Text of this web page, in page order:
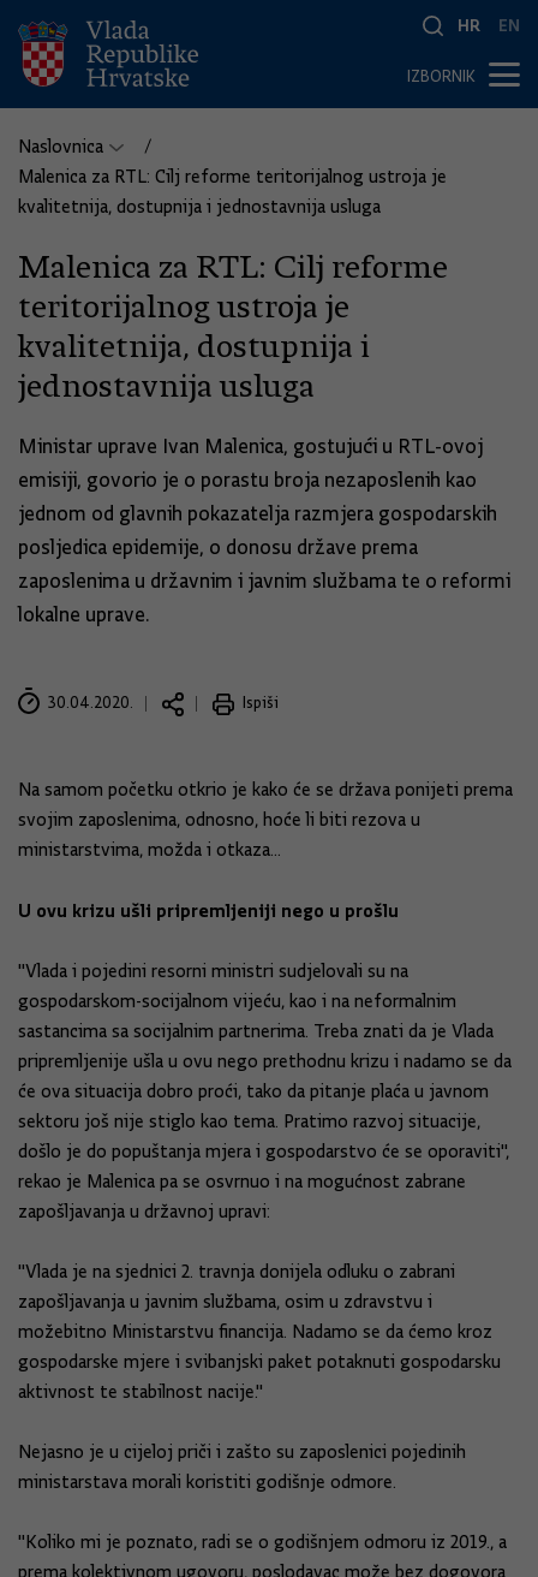
HR EN
IZBORNIK
Naslovnica
Malenica za RTL: Cilj reforme teritorijalnog ustroja je
kvalitetnija, dostupnija i jednostavnija usluga
Malenica za RTL: Cilj reforme
teritorijalnog ustroja je
kvalitetnija, dostupnija i
jednostavnija usluga
Ministar uprave Ivan Malenica, gostujući u RTL-ovoj
emisiji, govorio je o porastu broja nezaposlenih kao
jednom od glavnih pokazatelja razmjera gospodarskih
posljedica epidemije, o donosu države prema
zaposlenima u državnim i javnim službama te o reformi
lokalne uprave.
30.04.2020. Ispiši
Na samom početku otkrio je kako će se država ponijeti prema
svojim zaposlenima, odnosno, hoće li biti rezova u
ministarstvima, možda i otkaza...
U ovu krizu ušli pripremljeniji nego u prošlu
"Vlada i pojedini resorni ministri sudjelovali su na
gospodarskom-socijalnom vijeću, kao i na neformalnim
sastancima sa socijalnim partnerima. Treba znati da je Vlada
pripremljenije ušla u ovu nego prethodnu krizu i nadamo se da
će ova situacija dobro proći, tako da pitanje plaća u javnom
sektoru još nije stiglo kao tema. Pratimo razvoj situacije,
došlo je do popuštanja mjera i gospodarstvo će se oporaviti",
rekao je Malenica pa se osvrnuo i na mogućnost zabrane
zapošljavanja u državnoj upravi:
"Vlada je na sjednici 2. travnja donijela odluku o zabrani
zapošljavanja u javnim službama, osim u zdravstvu i
možebitno Ministarstvu financija. Nadamo se da ćemo kroz
gospodarske mjere i svibanjski paket potaknuti gospodarsku
aktivnost te stabilnost nacije."
Nejasno je u cijeloj priči i zašto su zaposlenici pojedinih
ministarstava morali koristiti godišnje odmore.
"Koliko mi je poznato, radi se o godišnjem odmoru iz 2019., a
prema kolektivnom ugovoru, poslodavac može bez dogovora